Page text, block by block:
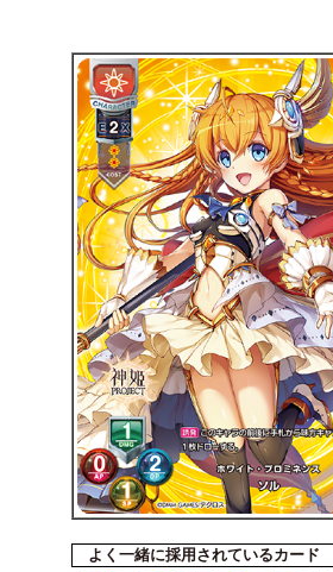
よく一緒に採用されているカード